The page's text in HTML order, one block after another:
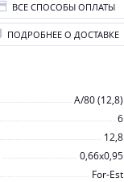
A/80 (12,8)
6
12,8
0,66х0,95
For-Est
ВСЕ СПОСОБЫ ОПЛАТЫ
ПОДРОБНЕЕ О ДОСТАВКЕ